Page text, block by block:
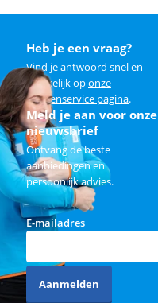
Heb je een vraag?
Vind je antwoord snel en
makkelijk oponze
klantenservice pagina.
Meld je aan voor onze
nieuwsbrief
Ontvang de beste
aanbiedingen en
persoonlijk advies.
E-mailadres
Aanmelden